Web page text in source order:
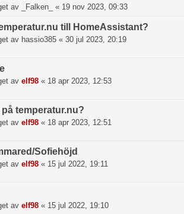
av _Falken_ « 19 nov 2023, 09:33
till HomeAssistant?
av hassio385 « 30 jul 2023, 20:19
av elf98 « 18 apr 2023, 12:53
temperatur.nu?
av elf98 « 18 apr 2023, 12:51
Sofiehöjd
av elf98 « 15 jul 2022, 19:11
av elf98 « 15 jul 2022, 19:10